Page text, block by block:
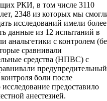
РКИ, в том числе 3110
2348 из которых мы
исследований имели более
данные из 12 испытаний в
анальгетики с контролем
сравнивали
средства (НПВС) с
предупредительный
боли после
предоставило
анестезией.